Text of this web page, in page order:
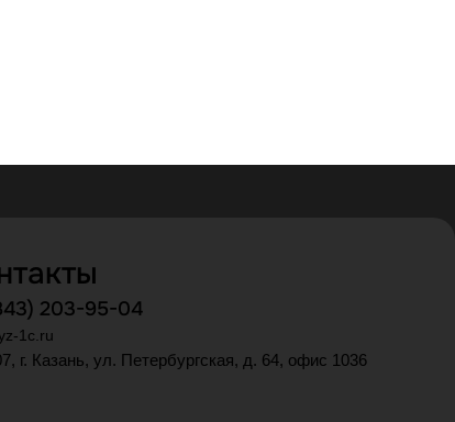
203-95-04
1c.ru
г. Казань, ул. Петербургская, д. 64, офис 1036